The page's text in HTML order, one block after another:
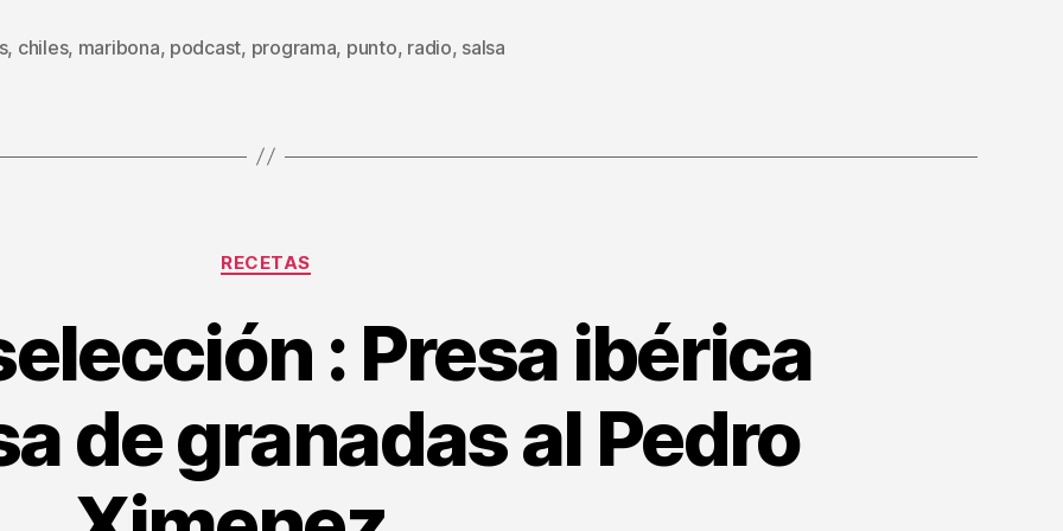
, chiles, maribona, podcast, programa, punto, radio, salsa
Categorías
RECETAS
: Presa ibérica
de granadas al Pedro